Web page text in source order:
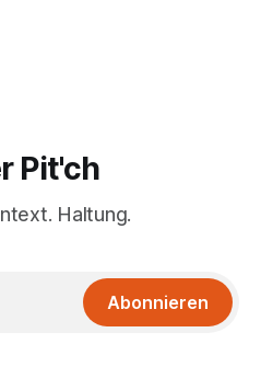
Pit'ch
Haltung.
Abonnieren